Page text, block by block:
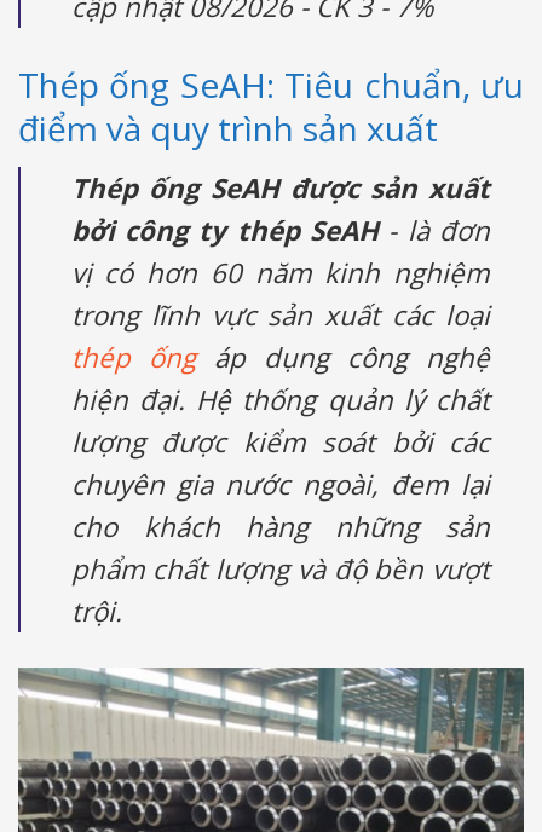
Thép ống SeAH: Tiêu chuẩn, ưu
điểm và quy trình sản xuất
Thép ống SeAH được sản xuất
bởi công ty thép SeAH- là đơn
vị có hơn 60 năm kinh nghiệm
trong lĩnh vực sản xuất các loại
thép ốngáp dụng công nghệ
hiện đại. Hệ thống quản lý chất
lượng được kiểm soát bởi các
chuyên gia nước ngoài, đem lại
cho khách hàng những sản
phẩm chất lượng và độ bền vượt
trội.